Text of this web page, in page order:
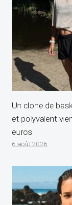
Un clone de
et polyvalent
euros
6 août 2026